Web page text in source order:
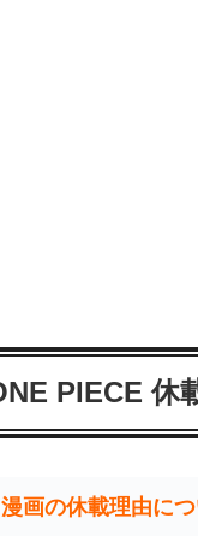
PIECE 休
漫画の休載理由に